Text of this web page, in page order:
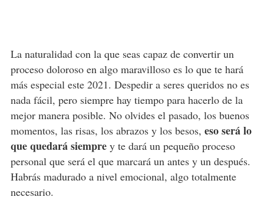
La naturalidad con la que seas capaz de convertir un
proceso doloroso en algo maravilloso es lo que te hará
más especial este 2021. Despedir a seres queridos no es
nada fácil, pero siempre hay tiempo para hacerlo de la
mejor manera posible. No olvides el pasado, los buenos
momentos, las risas, los abrazos y los besos, eso será lo
que quedará siemprey te dará un pequeño proceso
personal que será el que marcará un antes y un después.
Habrás madurado a nivel emocional, algo totalmente
necesario.